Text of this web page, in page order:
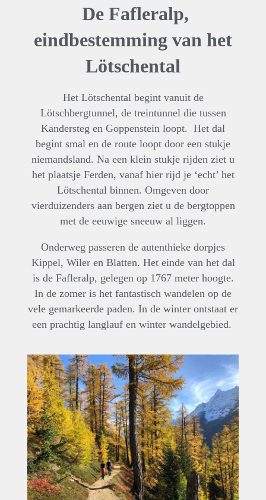
De Fafleralp,
eindbestemming van het
Lötschental
Het Lötschental begint vanuit de
Lötschbergtunnel, de treintunnel die tussen
Kandersteg en Goppenstein loopt. Het dal
begint smal en de route loopt door een stukje
niemandsland. Na een klein stukje rijden ziet u
het plaatsje Ferden, vanaf hier rijd je ‘echt’ het
Lötschental binnen. Omgeven door
vierduizenders aan bergen ziet u de bergtoppen
met de eeuwige sneeuw al liggen.
Onderweg passeren de autenthieke dorpjes
Kippel, Wiler en Blatten. Het einde van het dal
is de Fafleralp, gelegen op 1767 meter hoogte.
In de zomer is het fantastisch wandelen op de
vele gemarkeerde paden. In de winter ontstaat er
een prachtig langlauf en winter wandelgebied.